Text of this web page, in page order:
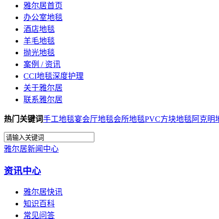
雅尔居首页
办公室地毯
酒店地毯
羊毛地毯
抛光地毯
案例 / 资讯
CCI地毯深度护理
关于雅尔居
联系雅尔居
热门关键词手工地毯宴会厅地毯会所地毯PVC方块地毯阿克明
雅尔居新闻中心
资讯中心
雅尔居快讯
知识百科
常见问答